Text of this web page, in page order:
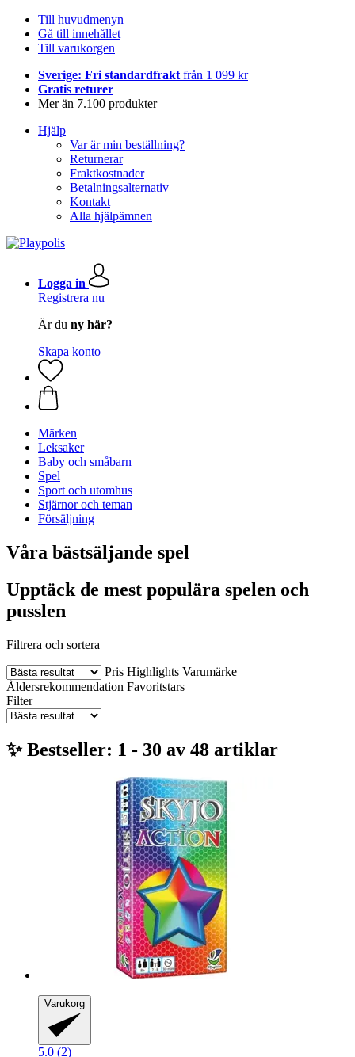
Till huvudmenyn
Gå till innehållet
Till varukorgen
Sverige: Fri standardfrakt från 1 099 kr
Gratis returer
Mer än 7.100 produkter
Hjälp
Var är min beställning?
Returnerar
Fraktkostnader
Betalningsalternativ
Kontakt
Alla hjälpämnen
Logga in
Registrera nu
Är du ny här?
Skapa konto
Märken
Leksaker
Baby och småbarn
Spel
Sport och utomhus
Stjärnor och teman
Försäljning
Våra bästsäljande spel
Upptäck de mest populära spelen och
pusslen
Filtrera och sortera
Pris Highlights Varumärke
Åldersrekommendation Favoritstars
Filter
✨ Bestseller: 1 - 30 av 48 artiklar
Varukorg
5.0 (2)